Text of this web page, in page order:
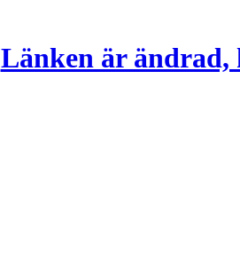
Länken är